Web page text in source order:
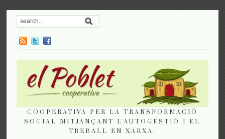
COOPERATIVA PER LA TRANSFORMACIÓ
SOCIAL MITJANÇANT L'AUTOGESTIÓ I EL
TREBALL EN XARXA.